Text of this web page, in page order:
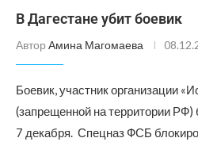
В Дагестане убит боевик
Автор Амина Магомаева
Боевик, участник организации
(запрещенной на территории
7 декабря. Спецназ ФСБ